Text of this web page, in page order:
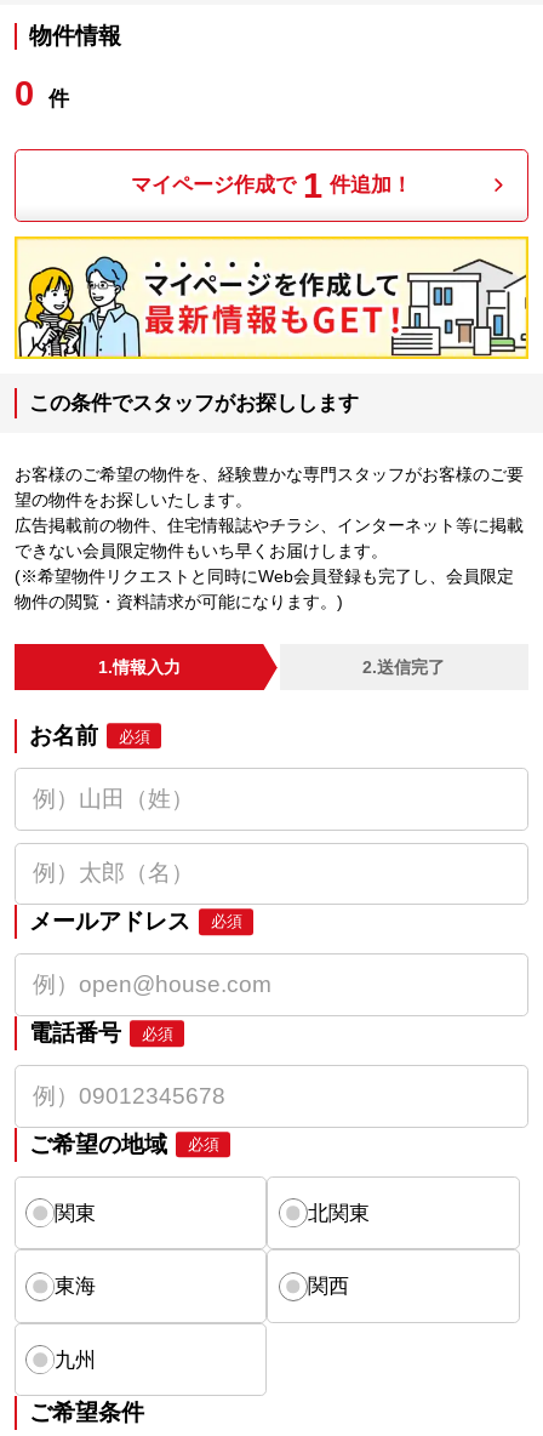
物件情報
0 件
マイページ作成で 1 件追加！
この条件でスタッフがお探しします
お客様のご希望の物件を、経験豊かな専門スタッフがお客様のご要
望の物件をお探しいたします。
広告掲載前の物件、住宅情報誌やチラシ、インターネット等に掲載
できない会員限定物件もいち早くお届けします。
(※希望物件リクエストと同時にWeb会員登録も完了し、会員限定
物件の閲覧・資料請求が可能になります。)
1.情報入力 2.送信完了
お名前 必須
メールアドレス 必須
電話番号 必須
ご希望の地域 必須
関東 北関東
東海 関西
九州
ご希望条件